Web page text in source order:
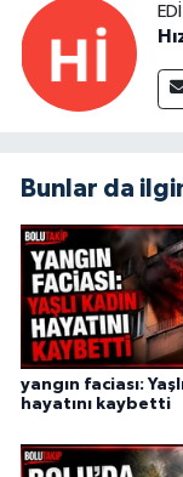
Bunlar da
yangın faciası:
hayatını kaybetti